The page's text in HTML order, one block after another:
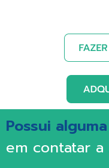
Possui
em contatar a